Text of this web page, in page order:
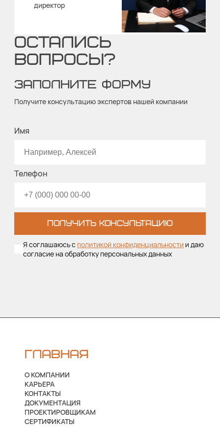
ОСТАЛИСЬ
ВОПРОСЫ?
ЗАПОЛНИТЕ ФОРМУ
Получите консультацию экспертов нашей компании
Имя
Телефон
ПОЛУЧИТЬ КОНСУЛЬТАЦИЮ
Я соглашаюсь с политикой конфиденциальности и даю
согласие на обработку персональных данных
директор
ГЛАВНАЯ
О КОМПАНИИ
КАРЬЕРА
КОНТАКТЫ
ДОКУМЕНТАЦИЯ
ПРОЕКТИРОВЩИКАМ
СЕРТИФИКАТЫ